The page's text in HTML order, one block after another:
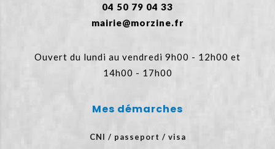
04 50 79 04 33
mairie@morzine.fr
Ouvert du lundi au vendredi 9h00 - 12h00 et
14h00 - 17h00
Mes démarches
CNI / passeport / visa